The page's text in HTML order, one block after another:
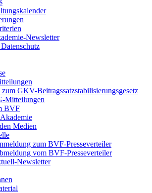
Newsletter
GKV-Beitragssatzstabilisierungsgesetz
Mitteilungen
BVF
Medien
zum BVF-Presseverteiler
vom BVF-Presseverteiler
Newsletter